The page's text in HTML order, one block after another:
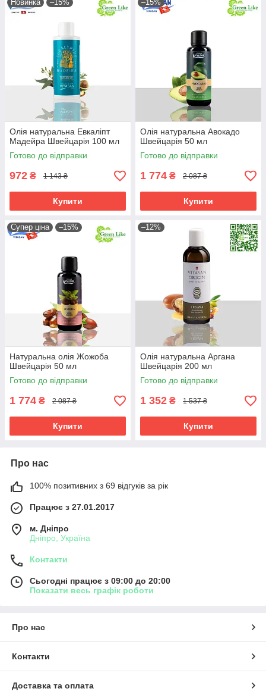
Новинка –15%
Олія натуральна Евкаліпт
Мадейра Швейцарія 100 мл
Готово до відправки
972 ₴ 1 143 ₴
Купити
–15%
Олія натуральна Авокадо
Швейцарія 50 мл
Готово до відправки
1 774 ₴ 2 087 ₴
Купити
Супер ціна –15%
Натуральна олія Жожоба
Швейцарія 50 мл
Готово до відправки
1 774 ₴ 2 087 ₴
Купити
–12%
Олія натуральна Аргана
Швейцарія 200 мл
Готово до відправки
1 352 ₴ 1 537 ₴
Купити
Про нас
100% позитивних з 69 відгуків за рік
Працює з 27.01.2017
м. Дніпро
Дніпро, Україна
Контакти
Сьогодні працює з 09:00 до 20:00
Показати весь графік роботи
Про нас
Контакти
Доставка та оплата